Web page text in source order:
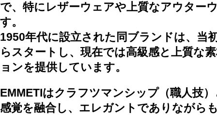
で、特にレザーウェアや上質なアウター
す。
1950年代に設立された同ブランドは、当
らスタートし、現在では高級感と上質な
ョンを提供しています。
EMMETIはクラフツマンシップ（職人技
感覚を融合し、エレガントでありながら